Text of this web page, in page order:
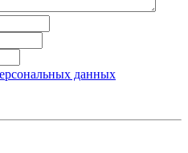
данных